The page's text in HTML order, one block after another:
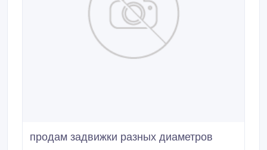
продам задвижки разных диаметров